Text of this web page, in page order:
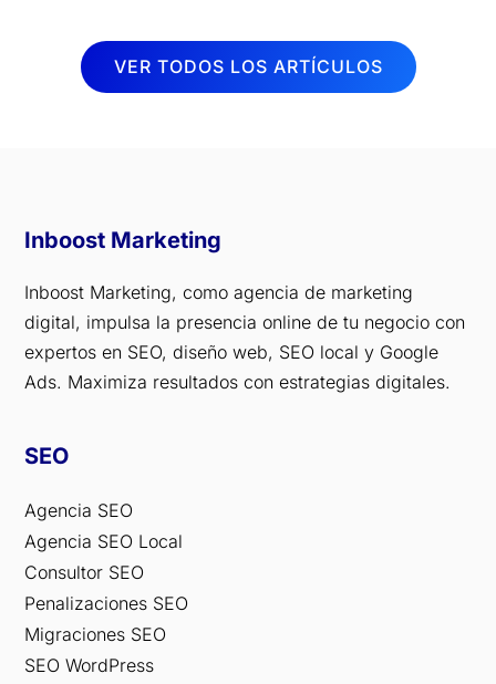
VER TODOS LOS ARTÍCULOS
Inboost Marketing
Inboost Marketing, como agencia de marketing
digital, impulsa la presencia online de tu negocio con
expertos en SEO, diseño web, SEO local y Google
Ads. Maximiza resultados con estrategias digitales.
SEO
Agencia SEO
Agencia SEO Local
Consultor SEO
Penalizaciones SEO
Migraciones SEO
SEO WordPress